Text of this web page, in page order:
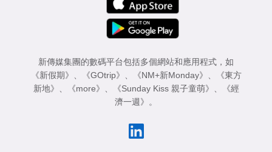
新傳媒集團的數碼平台包括多個網站和應用程式，如
《新假期》
《GOtrip》 《NM+新Monday》
《東方
新地》
《more》 《Sunday Kiss 親子童萌》
《經
濟一週》
。